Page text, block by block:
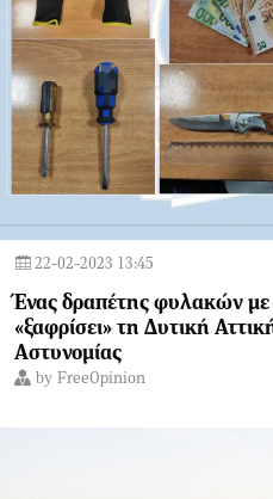
22-02-2023 13:45
Ένας δραπέτης φυλακών με
«ξαφρίσει» τη Δυτική
Αστυνομίας
by FreeOpinion